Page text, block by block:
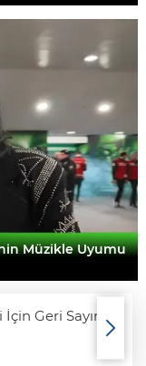
Müzikle Uyumu
Geri Sayım